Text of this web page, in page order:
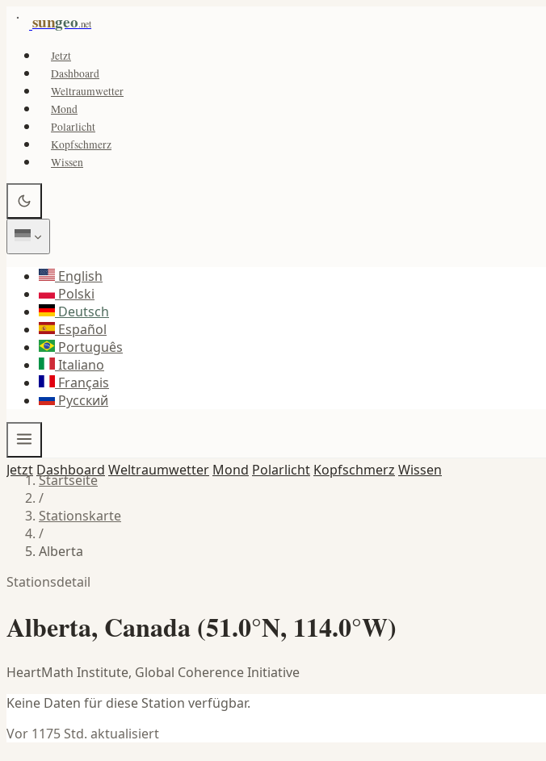
sungeo.net
Jetzt
Dashboard
Weltraumwetter
Mond
Polarlicht
Kopfschmerz
Wissen
English
Polski
Deutsch
Español
Português
Italiano
Français
Русский
Jetzt Dashboard Weltraumwetter Mond Polarlicht Kopfschmerz Wissen
Startseite
/
Stationskarte
/
Alberta
Stationsdetail
Alberta, Canada (51.0°N, 114.0°W)
HeartMath Institute, Global Coherence Initiative
Keine Daten für diese Station verfügbar.
Vor 1175 Std. aktualisiert